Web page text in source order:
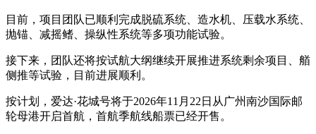
目前，项目团队已顺利完成脱硫系统、造水机、压载水系统、
抛锚、减摇鳍、操纵性系统等多项功能试验。
接下来，团队还将按试航大纲继续开展推进系统剩余项目、艏
侧推等试验，目前进展顺利。
按计划，爱达·花城号将于2026年11月22日从广州南沙国际邮
轮母港开启首航，首航季航线船票已经开售。